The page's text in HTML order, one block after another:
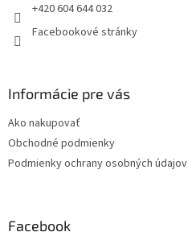
+420 604 644 032
Facebookové stránky
Informácie pre vás
Ako nakupovať
Obchodné podmienky
Podmienky ochrany osobných údajov
Facebook